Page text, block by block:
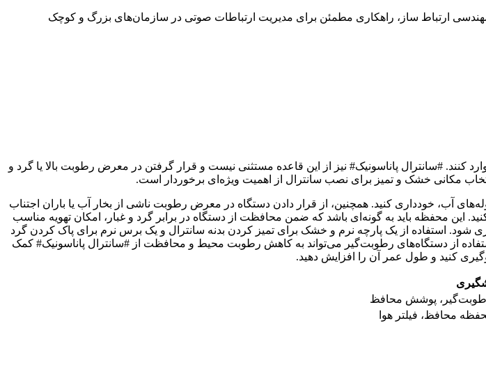
و مهندسی ارتباط ساز، راهکاری مطمئن برای مدیریت ارتباطات صوتی در سازمان‌های بزرگ و کوچک
#سانترال پاناسونیک# نیز از این قاعده مستثنی نیست و قرار گرفتن در معرض رطوبت بالا یا گرد و
مکانی خشک و تمیز برای نصب سانترال از اهمیت ویژه‌ای برخوردار است.
آب، خودداری کنید. همچنین، از قرار دادن دستگاه در معرض رطوبت ناشی از بخار آب یا باران اجتناب
این محفظه باید به گونه‌ای باشد که ضمن محافظت از دستگاه در برابر گرد و غبار، امکان تهویه مناسب
شود. استفاده از یک پارچه نرم و خشک برای تمیز کردن بدنه سانترال و یک برس نرم برای پاک کردن گرد
از دستگاه‌های رطوبت‌گیر می‌تواند به کاهش رطوبت محیط و محافظت از #سانترال پاناسونیک# کمک
کنید و طول عمر آن را افزایش دهید.
رطوبت‌گیر، پوشش محافظ
محافظ، فیلتر هوا